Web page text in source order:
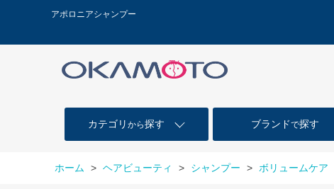
アポロニアシャンプー
カテゴリ から探す ブランドで探す
ホーム > ヘアビューティ > シャンプー > ボリュームケア